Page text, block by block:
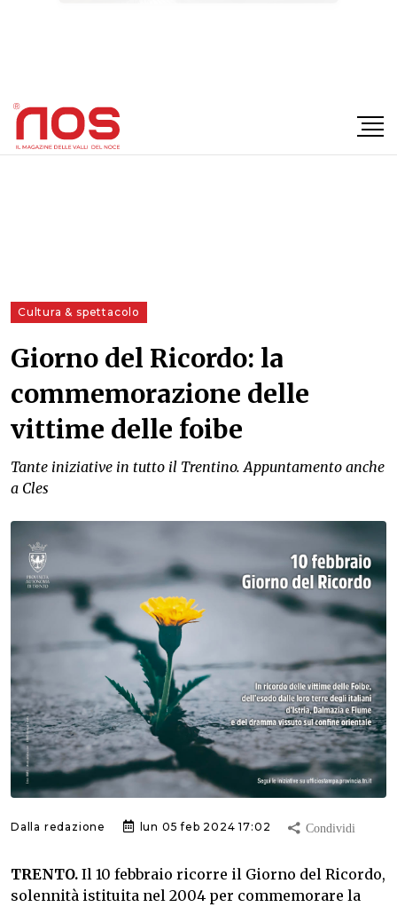
Cultura & spettacolo
Giorno del Ricordo: la
commemorazione delle
vittime delle foibe
Tante iniziative in tutto il Trentino. Appuntamento anche
a Cles
Dalla redazione lun 05 feb 2024 17:02
TRENTO. Il 10 febbraio ricorre il Giorno del Ricordo,
solennità istituita nel 2004 per commemorare la